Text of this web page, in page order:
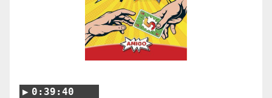
0:39:40